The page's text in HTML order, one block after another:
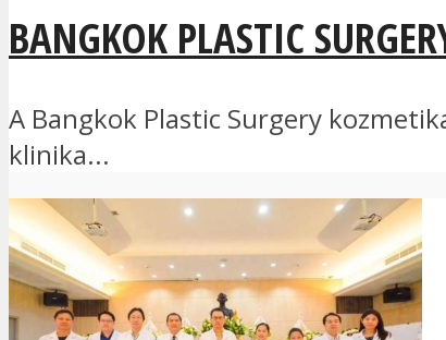
BANGKOK PLASTIC
A Bangkok Plastic Surgery
klinika...